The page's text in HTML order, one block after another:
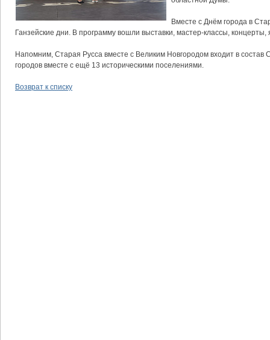
Вместе с Днём города в
Ганзейские дни. В программу вошли выставки, мастер-классы, концерты,
Напомним, Старая Русса вместе с Великим Новгородом входит в состав
городов вместе с ещё 13 историческими поселениями.
Возврат к списку